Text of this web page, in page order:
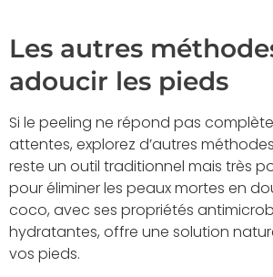
Les autres
adoucir les pieds
Si le peeling ne répond pas
attentes, explorez d’autres
reste un outil traditionnel mais très
pour éliminer les peaux mortes en
coco, avec ses propriétés
hydratantes, offre une solution
vos pieds.